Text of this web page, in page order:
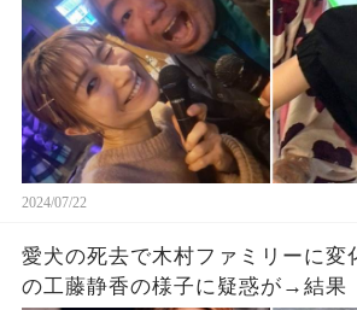
2024/07/22
愛犬の死去で木村ファミリーに
の工藤静香の様子に疑惑が→結果